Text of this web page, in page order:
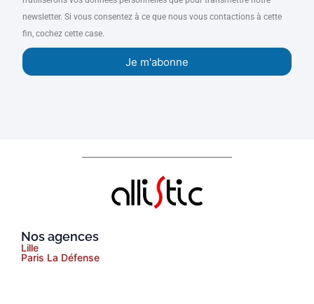
newsletter. Si vous consentez à ce que nous vous contactions à cette
fin, cochez cette case.
Je m'abonne
Nos agences
Lille
Paris La Défense